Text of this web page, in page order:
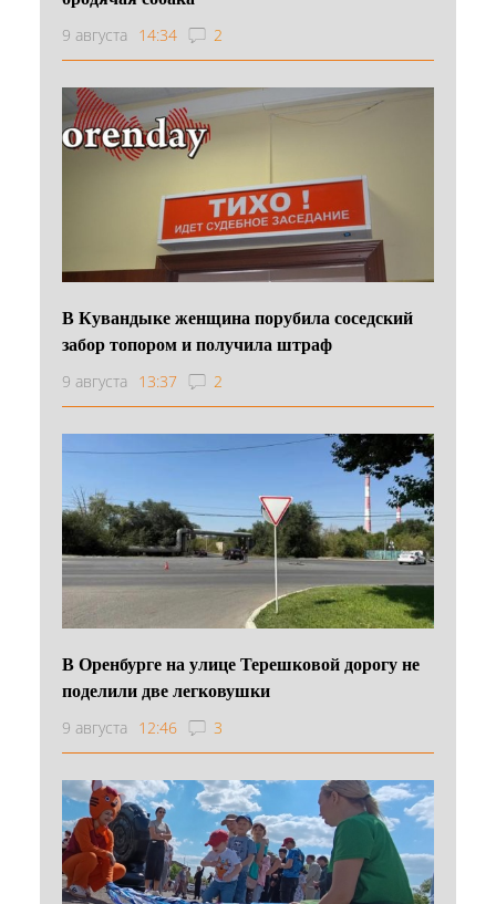
9 августа 14:34 2
В Кувандыке женщина порубила соседский
забор топором и получила штраф
9 августа 13:37 2
В Оренбурге на улице Терешковой дорогу не
поделили две легковушки
9 августа 12:46 3